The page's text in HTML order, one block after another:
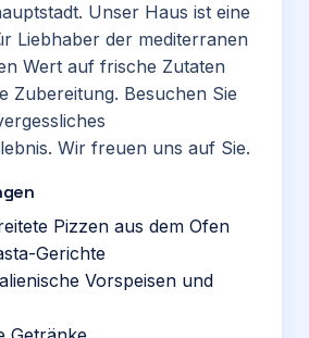
Unser Haus ist eine
Liebhaber der mediterranen
Wert auf frische Zutaten
Zubereitung. Besuchen Sie
Wir freuen uns auf Sie.
Pizzen aus dem Ofen
Gerichte
Vorspeisen und